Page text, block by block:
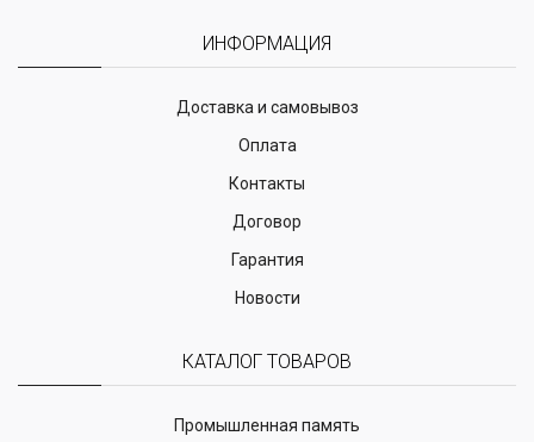
ИНФОРМАЦИЯ
Доставка и самовывоз
Оплата
Контакты
Договор
Гарантия
Новости
КАТАЛОГ ТОВАРОВ
Промышленная память